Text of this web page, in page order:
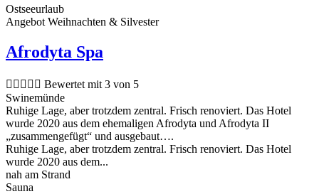
Ostseeurlaub
Angebot Weihnachten & Silvester
Afrodyta Spa
     Bewertet mit 3 von 5
Swinemünde
Ruhige Lage, aber trotzdem zentral. Frisch renoviert. Das Hotel
wurde 2020 aus dem ehemaligen Afrodyta und Afrodyta II
„zusammengefügt“ und ausgebaut….
Ruhige Lage, aber trotzdem zentral. Frisch renoviert. Das Hotel
wurde 2020 aus dem...
nah am Strand
Sauna